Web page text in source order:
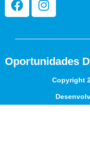
Oportunidades
Copyright